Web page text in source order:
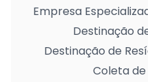
Empresa
Destinação
Destinação de
Coleta de